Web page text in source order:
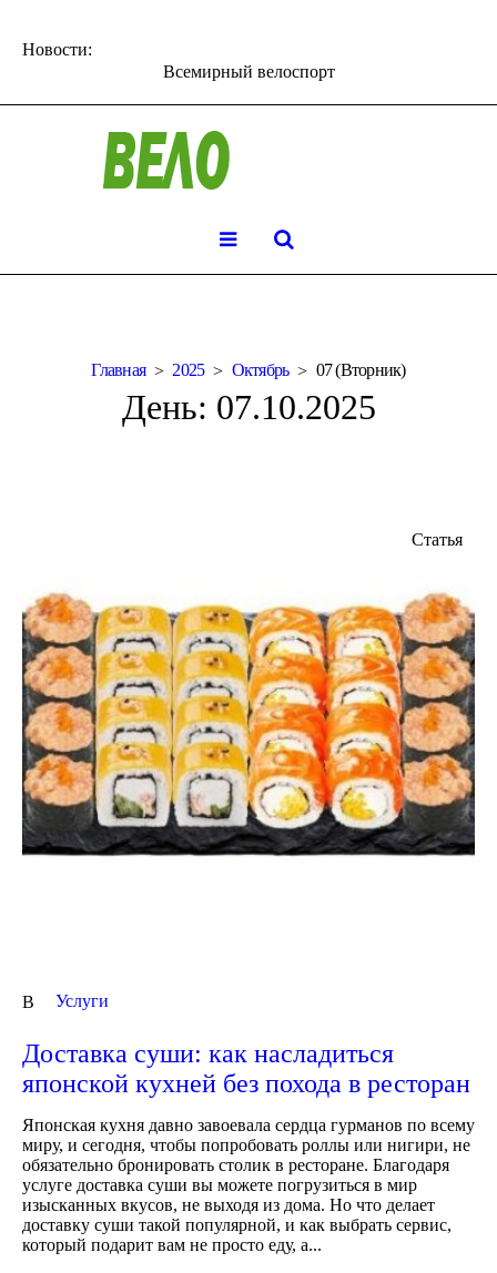
Новости:
Всемирный велоспорт
Главная 2025 Октябрь 07 (Вторник)
День: 07.10.2025
Статья
В Услуги
Доставка суши: как насладиться
японской кухней без похода в ресторан
Японская кухня давно завоевала сердца гурманов по всему
миру, и сегодня, чтобы попробовать роллы или нигири, не
обязательно бронировать столик в ресторане. Благодаря
услуге доставка суши вы можете погрузиться в мир
изысканных вкусов, не выходя из дома. Но что делает
доставку суши такой популярной, и как выбрать сервис,
который подарит вам не просто еду, а...